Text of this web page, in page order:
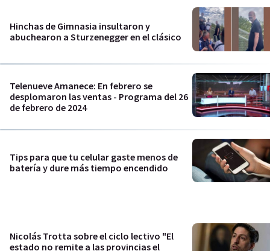
Hinchas de Gimnasia insultaron y
abuchearon a Sturzenegger en el clásico
Telenueve Amanece: En febrero se
desplomaron las ventas - Programa del 26
de febrero de 2024
Tips para que tu celular gaste menos de
batería y dure más tiempo encendido
Nicolás Trotta sobre el ciclo lectivo "El
estado no remite a las provincias el